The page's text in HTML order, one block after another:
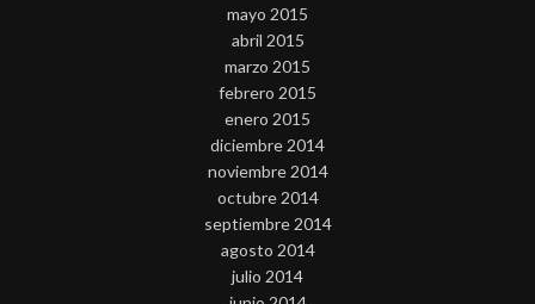
mayo 2015
abril 2015
marzo 2015
febrero 2015
enero 2015
diciembre 2014
noviembre 2014
octubre 2014
septiembre 2014
agosto 2014
julio 2014